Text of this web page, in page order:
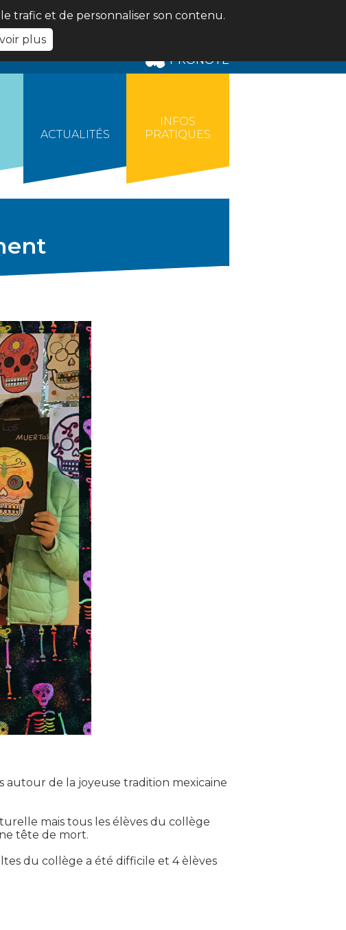
trafic et de personnaliser son contenu.
plus
PRONOTE
ACTUALITÉS
INFOS
PRATIQUES
autour de la joyeuse tradition mexicaine
mais tous les élèves du collège
tête de mort.
du collège a été difficile et 4 èlèves